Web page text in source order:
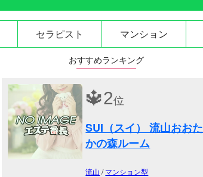
セラピスト マンション
おすすめランキング
🔱2位
SUI（スイ） 流山おおた
かの森ルーム
流山 /マンション型